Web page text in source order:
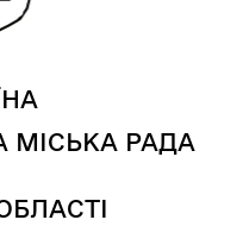
МІСЬКА РАДА